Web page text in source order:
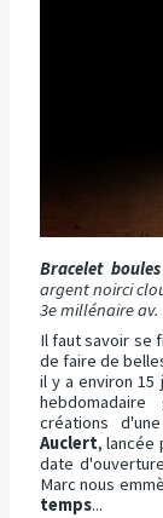
Bracelet
argent noirci
3e millénaire av.
Il faut savoir se
de faire de
il y a environ 15
créations
Auclert, lancée
date
Marc nous
temps...